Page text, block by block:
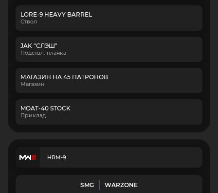
LORE-9 HEAVY BARREL
Ствол
JAK "СЛЭШ"
Подствл. планка
МАГАЗИН НА 45 ПАТРОНОВ
Магазин
MOAT-40 STOCK
Приклад
HRM-9
SMG WARZONE